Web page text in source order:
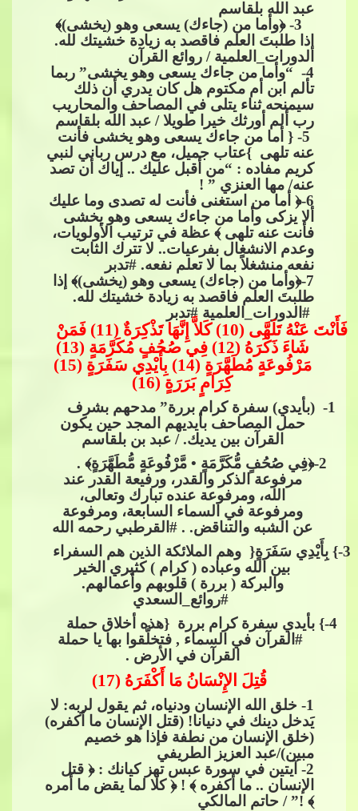
عبد الله بلقاسم
​​​​ 3- ﴿وأما من (جاءك) يسعى وهو (يخشى)﴾
إذا طلبتَ العلم فاقصد به زيادة خشيتك لله.
الدورات_العلمية / روائع القرآن
4- “وأما من جاءك يسعى وهو يخشى” ربما
تألم ابن أم مكتوم هل كان يدري أن ذلك
سيمنحه ثناء يتلى في المصاحف والمحاريب
رب ألم أورثك خيرا طويلا / عبد​​ الله بلقاسم
​​ 5- { أما من جاءك يسعى وهو يخشى فأنت
عنه تلهى }عتاب جميل، مع درس رباني لنبي
كريم مفاده : “من أقبل عليك .. إياك أن تصد
عنه/ مها العنزي ” !
6-﴿ أما من استغنى فأنت له تصدى وما عليك
ألا يزكى وأما من جاءك يسعى وهو يخشى
فأنت عنه تلهى ﴾ عظة في ترتيب​​ الأولويات،
وعدم الانشغال بفرعيات.. لا تترك الثابت
نفعه منشغلاً بما لا تعلم نفعه.​​ #تدبر
7-﴿وأما من (جاءك) يسعى وهو (يخشى)﴾ إذا
طلبتَ العلم فاقصد به زيادة خشيتك لله.​​
#الدورات_العلمية #تدبر
فَأَنْتَ عَنْهُ تَلَهَّى (10) كَلاَّ إِنَّهَا تَذْكِرَةٌ (11) فَمَنْ
شَاءَ ذَكَرَهُ (12) فِي صُحُفٍ مُكَرَّم
َةٍ (13)
مَرْفُوعَةٍ مُطَهَّرَةٍ (14) بِأَيْدِي سَفَرَةٍ (15)
كِرَامٍ بَرَرَةٍ (16)
1- (بأيدي) سفرة كرام بررة” مدحهم بشرف
حمل المصاحف بأيديهم المجد حين يكون
القرآن بين يديك. / عبد بن بلقاسم
2-﴿فِي صُحُفٍ مُّكَرَّمَةٍ • مَّرْفُوعَةٍ مُّطَهَّرَةٍ﴾ .
مرفوعة​​الذكر والقدر، ورفيعة القدر عند
الله، ومرفوعة عنده تبارك وتعالى،
ومرفوعة في السماء السابعة، ومرفوعة
عن الشبه والتناقض. .​​ #القرطبي ​​ رحمه الله
3-} بِأَيْدِي سَفَرَةٍ{ ​​ وهم الملائكة الذين هم ​​ السفراء
بين الله وعباده ( كرام ) كثيري الخير
والبركة ( بررة ) قلوبهم وأعمالهم.​​
#روائع_السعدي
4-} بأيدي سفرة كرام بررة ​​ {هذه أخلاق حملة​​
#القرآن ​​ في السماء , فتخلَّقوا بها يا حملة
القرآن في الأرض .
قُتِلَ الإِنْسَانُ مَا أَكْفَرَهُ (17)
1- خلق الله الإنسان ودنياه، ثم يقول لربه: لا
يَدخل دينك في دنيانا! (قتل الإنسان ما أكفره)
(خلق الإنسان من نطفة فإذا هو خصيم
مبين)/عبد العزيز الطريفي
2- آيتين في سورة عبس تهز كيانك : ﴿ قتل
الإنسان .. ما أكفره ﴾ ! ﴿ كلا لما يقض ما أمره
﴾ !” / حاتم المالكي